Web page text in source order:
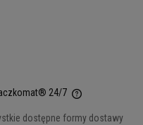
24/7
płatności
dostępne formy dostawy